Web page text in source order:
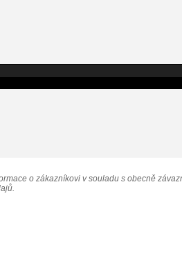
o zákazníkovi v souladu s obecně